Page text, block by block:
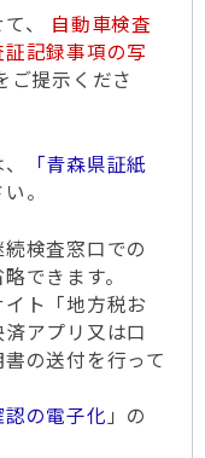
、 自動車検査
記録事項の写
ご提示くださ
「青森県証紙
。
検査窓口での
できます。
ト「地方税お
アプリ又は口
の送付を行って
の電子化 」の